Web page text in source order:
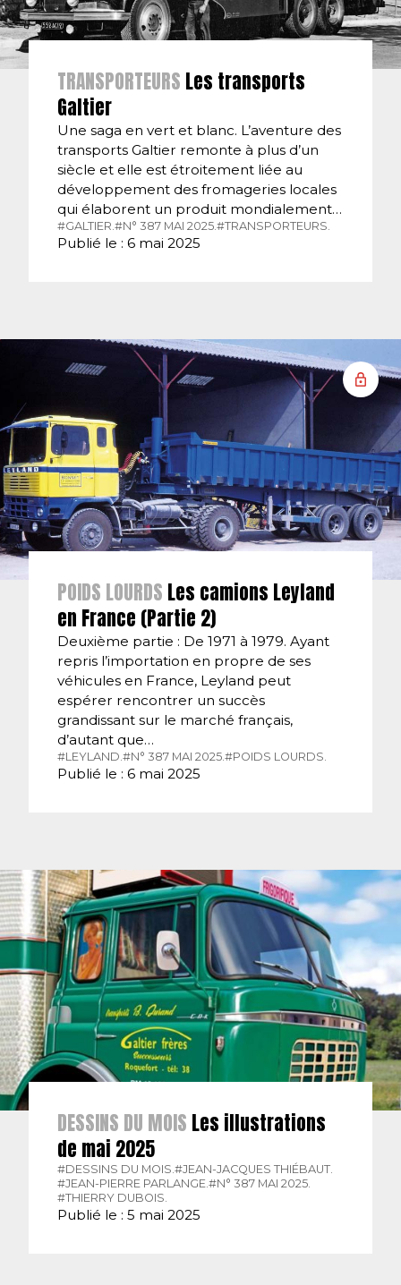
TRANSPORTEURS Les transports
Galtier
Une saga en vert et blanc. L’aventure des
transports Galtier remonte à plus d’un
siècle et elle est étroitement liée au
développement des fromageries locales
qui élaborent un produit mondialement…
#GALTIER.#N° 387 MAI 2025.#TRANSPORTEURS.
Publié le : 6 mai 2025
POIDS LOURDS Les camions Leyland
en France (Partie 2)
Deuxième partie : De 1971 à 1979. Ayant
repris l’importation en propre de ses
véhicules en France, Leyland peut
espérer rencontrer un succès
grandissant sur le marché français,
d’autant que…
#LEYLAND. #N° 387 MAI 2025. #POIDS LOURDS.
Publié le : 6 mai 2025
DESSINS DU MOIS Les illustrations
de mai 2025
#DESSINS DU MOIS. #JEAN-JACQUES THIÉBAUT.
#JEAN-PIERRE PARLANGE. #N° 387 MAI 2025.
#THIERRY DUBOIS.
Publié le : 5 mai 2025